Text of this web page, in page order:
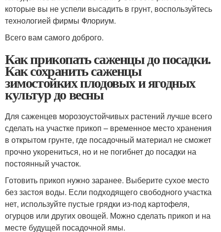
которые вы не успели высадить в грунт, воспользуйтесь
технологией фирмы Флориум.
Всего вам самого доброго.
Как прикопать саженцы до посадки.
Как сохранить саженцы
зимостойких плодовых и ягодных
культур до весны
Для саженцев морозоустойчивых растений лучше всего
сделать на участке прикоп – временное место хранения
в открытом грунте, где посадочный материал не сможет
прочно укорениться, но и не погибнет до посадки на
постоянный участок.
Готовить прикоп нужно заранее. Выберите сухое место
без застоя воды. Если подходящего свободного участка
нет, используйте пустые грядки из-под картофеля,
огурцов или других овощей. Можно сделать прикоп и на
месте будущей посадочной ямы.